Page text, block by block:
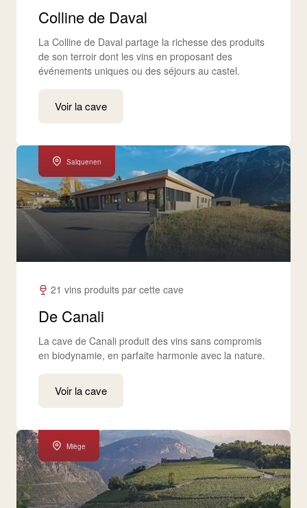
Colline de Daval
La Colline de Daval partage la richesse des produits
de son terroir dont les vins en proposant des
événements uniques ou des séjours au castel.
Voir la cave
Salquenen
21 vins produits par cette cave
De Canali
La cave de Canali produit des vins sans compromis
en biodynamie, en parfaite harmonie avec la nature.
Voir la cave
Miège